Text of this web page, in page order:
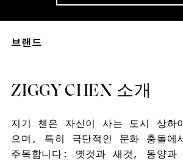
브랜드
ZIGGY CHEN 소개
지기 첸은 자신이 사는 도시 상하
으며, 특히 극단적인 문화 충돌에
주목합니다: 옛것과 새것, 동양과